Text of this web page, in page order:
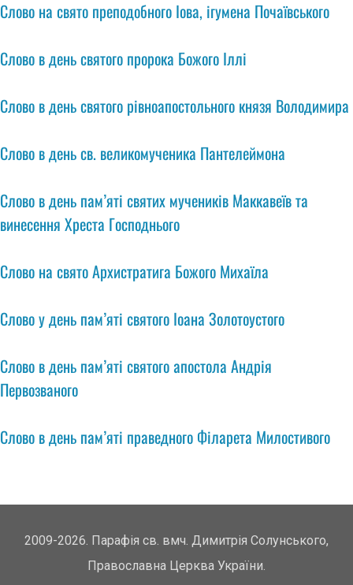
Слово на свято преподобного Іова, ігумена Почаївського
Слово в день святого пророка Божого Іллі
Слово в день святого рівноапостольного князя Володимира
Слово в день св. великомученика Пантелеймона
Слово в день пам’яті святих мучеників Маккавеїв та
винесення Хреста Господнього
Слово на свято Архистратига Божого Михаїла
Слово у день пам’яті святого Іоана Золотоустого
Слово в день пам’яті святого апостола Андрія
Первозваного
Слово в день пам’яті праведного Філарета Милостивого
2009-2026. Парафія св. вмч. Димитрія Солунського,
Православна Церква України.